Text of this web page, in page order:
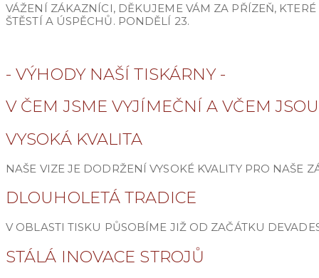
VÁŽENÍ ZÁKAZNÍCI, DĚKUJEME VÁM ZA PŘÍZEŇ,
ŠTĚSTÍ A ÚSPĚCHŮ. PONDĚLÍ 23.
- VÝHODY NAŠÍ TISKÁRNY -
V ČEM JSME VYJÍMEČNÍ A VČEM
VYSOKÁ KVALITA
NAŠE VIZE JE DODRŽENÍ VYSOKÉ KVALITY PRO NAŠE
DLOUHOLETÁ TRADICE
V OBLASTI TISKU PŮSOBÍME JIŽ OD ZAČÁTKU
STÁLÁ INOVACE STROJŮ